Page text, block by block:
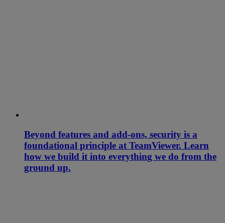
Beyond features and add-ons, security is a
foundational principle at TeamViewer. Learn
how we build it into everything we do from the
ground up.